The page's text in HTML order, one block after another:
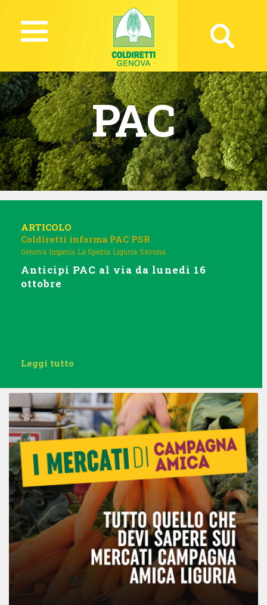
PAC
ARTICOLO
Coldiretti informa PAC PSR
Genova Imperia La Spezia Liguria Savona
Anticipi PAC al via da lunedì 16
ottobre
Leggi tutto